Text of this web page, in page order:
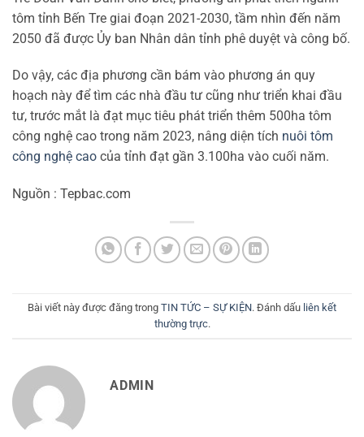
tôm tỉnh Bến Tre giai đoạn 2021-2030, tầm nhìn đến năm
2050 đã được Ủy ban Nhân dân tỉnh phê duyệt và công bố.
Do vậy, các địa phương cần bám vào phương án quy
hoạch này để tìm các nhà đầu tư cũng như triển khai đầu
tư, trước mắt là đạt mục tiêu phát triển thêm 500ha tôm
công nghệ cao trong năm 2023, nâng diện tích nuôi tôm
công nghệ cao của tỉnh đạt gần 3.100ha vào cuối năm.
Nguồn : Tepbac.com
Bài viết này được đăng trong TIN TỨC – SỰ KIỆN. Đánh dấu liên kết
thường trực.
ADMIN